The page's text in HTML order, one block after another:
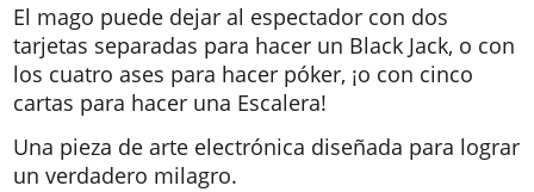
El mago puede dejar al espectador con dos
tarjetas separadas para hacer un Black Jack, o con
los cuatro ases para hacer póker, ¡o con cinco
cartas para hacer una Escalera!
Una pieza de arte electrónica diseñada para lograr
un verdadero milagro.